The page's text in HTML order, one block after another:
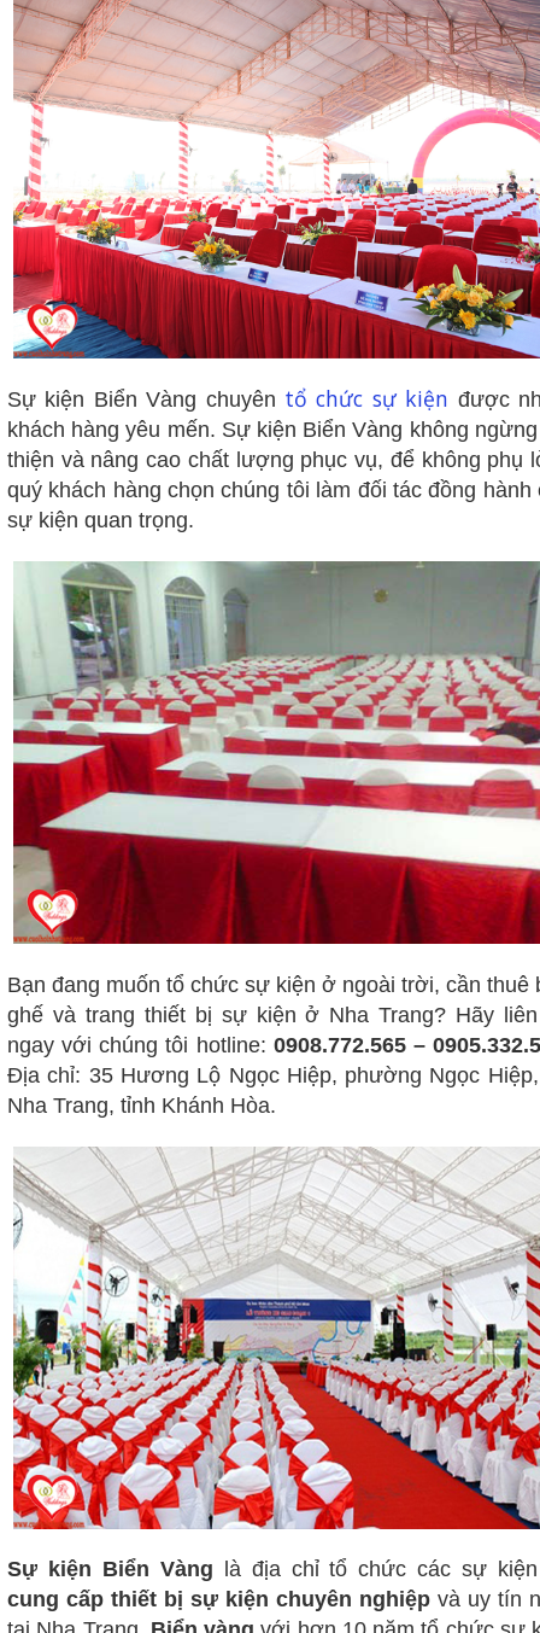
Sự kiện Biển Vàng chuyên tổ chức sự kiện được
khách hàng yêu mến. Sự kiện Biển Vàng không
thiện và nâng cao chất lượng phục vụ, để không phụ
quý khách hàng chọn chúng tôi làm đối tác đồng hành
sự kiện quan trọng.
Bạn đang muốn tổ chức sự kiện ở ngoài trời, cần thuê
ghế và trang thiết bị sự kiện ở Nha Trang? Hãy
ngay với chúng tôi hotline: 0908.772.565 –
Địa chỉ: 35 Hương Lộ Ngọc Hiệp, phường Ngọc
Nha Trang, tỉnh Khánh Hòa.
Sự kiện Biển Vàng là địa chỉ tổ chức các sự
cung cấp thiết bị sự kiện chuyên nghiệp và uy tín